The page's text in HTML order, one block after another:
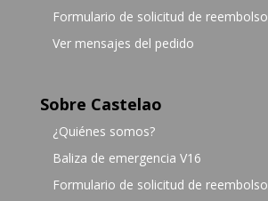
Formulario de solicitud de reembolso
Ver mensajes del pedido
Sobre Castelao
¿Quiénes somos?
Baliza de emergencia V16
Formulario de solicitud de reembolso